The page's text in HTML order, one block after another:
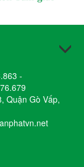
-
Quận Gò Vấp,